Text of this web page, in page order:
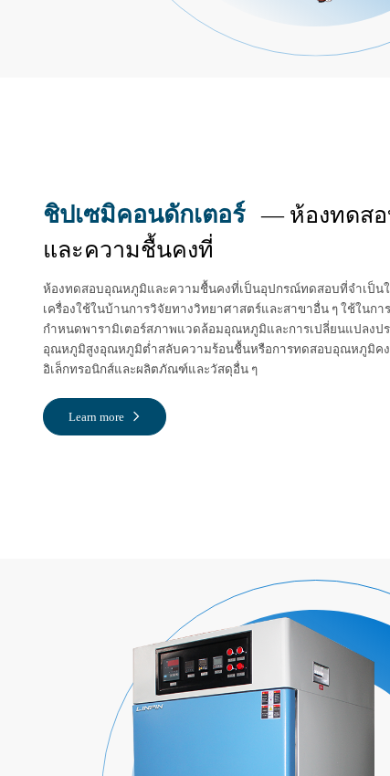
ชิปเซมิคอนดักเตอร์
— ห้องทดส
และความชื้นคงที่
ห้องทดสอบอุณหภูมิและความชื้นคงที่เป็นอุปกรณ์ทดสอบที่จำเป็น
เครื่องใช้ในบ้านการวิจัยทางวิทยาศาสตร์และสาขาอื่น ๆ ใช้ในกา
กำหนดพารามิเตอร์สภาพแวดล้อมอุณหภูมิและการเปลี่ยนแปลงป
อุณหภูมิสูงอุณหภูมิต่ำสลับความร้อนชื้นหรือการทดสอบอุณหภูมิค
อิเล็กทรอนิกส์และผลิตภัณฑ์และวัสดุอื่น ๆ
Learn more